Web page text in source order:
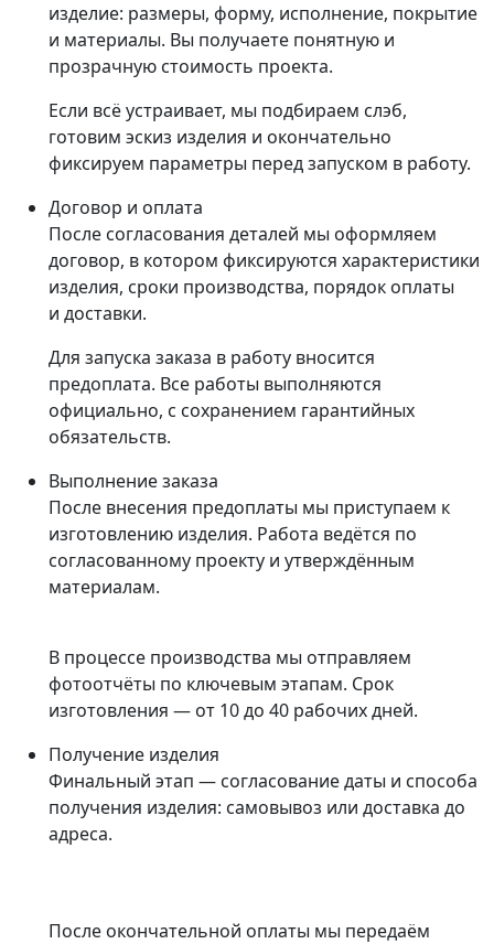
изделие: размеры, форму, исполнение, покрытие
и материалы. Вы получаете понятную и
прозрачную стоимость проекта.
Если всё устраивает, мы подбираем слэб,
готовим эскиз изделия и окончательно
фиксируем параметры перед запуском в работу.
Договор и оплата
После согласования деталей мы оформляем
договор, в котором фиксируются характеристики
изделия, сроки производства, порядок оплаты
и доставки.
Для запуска заказа в работу вносится
предоплата. Все работы выполняются
официально, с сохранением гарантийных
обязательств.
Выполнение заказа
После внесения предоплаты мы приступаем к
изготовлению изделия. Работа ведётся по
согласованному проекту и утверждённым
материалам.
В процессе производства мы отправляем
фотоотчёты по ключевым этапам. Срок
изготовления — от 10 до 40 рабочих дней.
Получение изделия
Финальный этап — согласование даты и способа
получения изделия: самовывоз или доставка до
адреса.
После окончательной оплаты мы передаём